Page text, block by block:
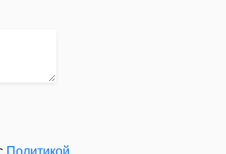
Политикой